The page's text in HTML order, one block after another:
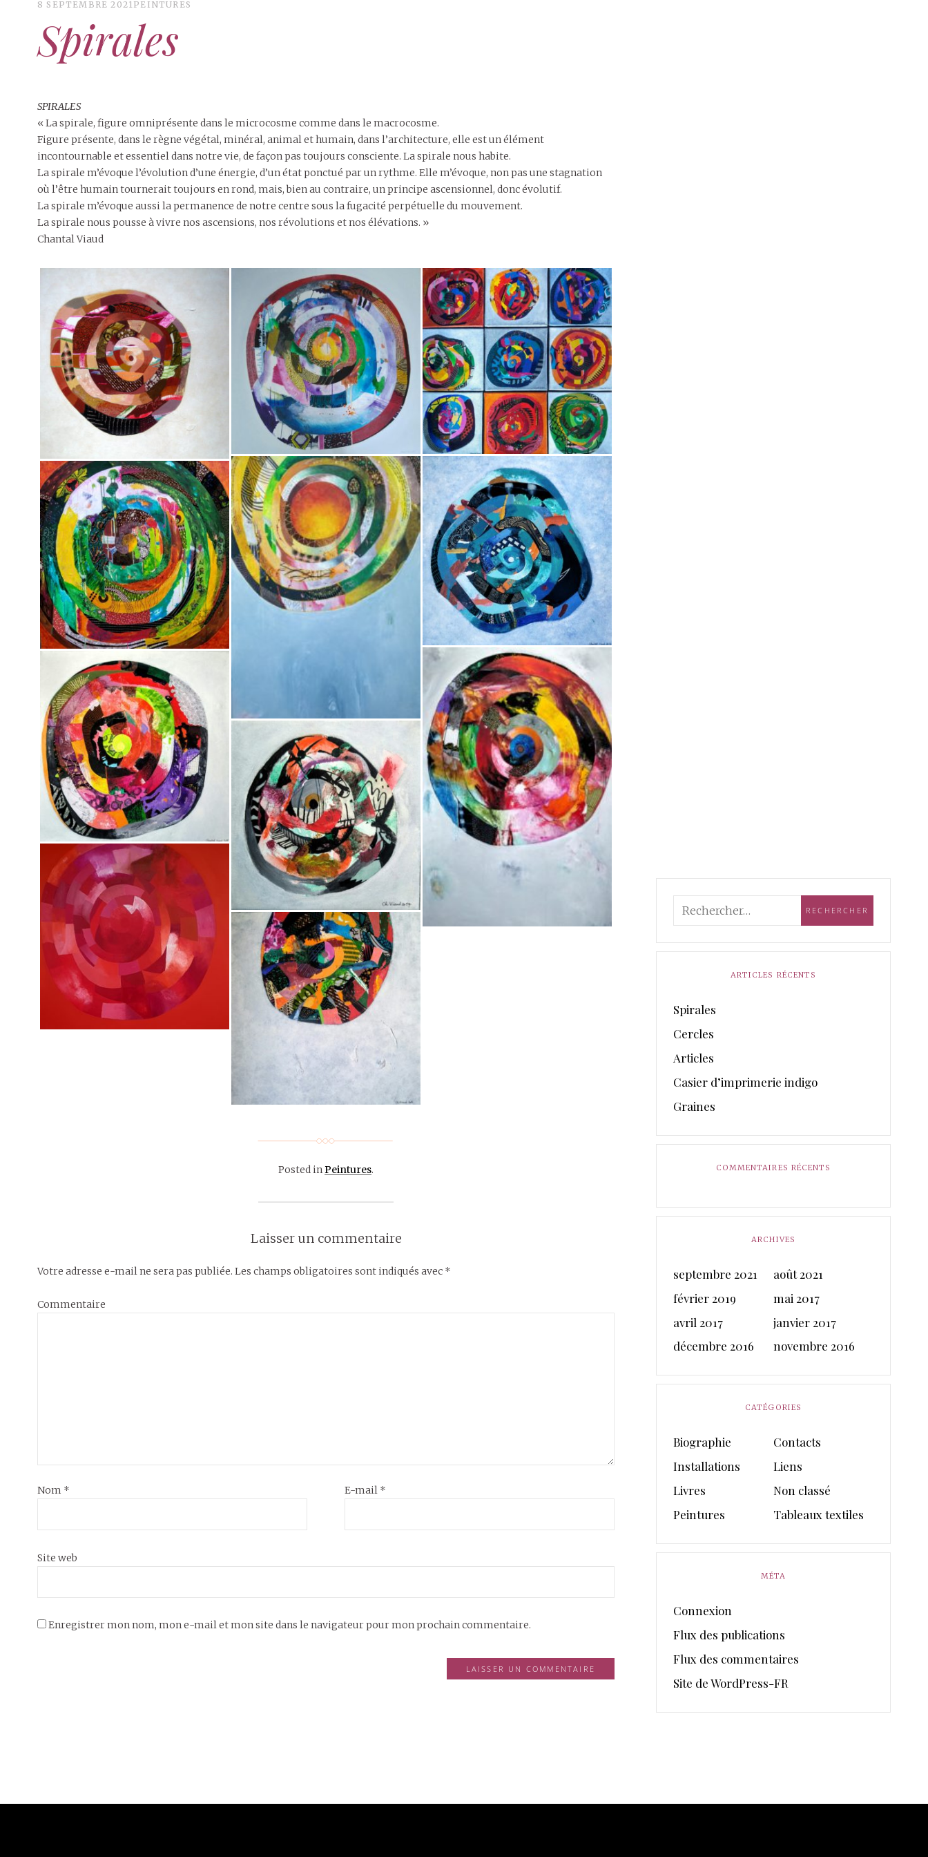
8 SEPTEMBRE 2021PEINTURES
Spirales
SPIRALES
« La spirale, figure omniprésente dans le microcosme comme dans le macrocosme.
Figure présente, dans le règne végétal, minéral, animal et humain, dans l’architecture, elle est un élément
incontournable et essentiel dans notre vie, de façon pas toujours consciente. La spirale nous habite.
La spirale m’évoque l’évolution d’une énergie, d’un état ponctué par un rythme. Elle m’évoque, non pas une stagnation
où l’être humain tournerait toujours en rond, mais, bien au contraire, un principe ascensionnel, donc évolutif.
La spirale m’évoque aussi la permanence de notre centre sous la fugacité perpétuelle du mouvement.
La spirale nous pousse à vivre nos ascensions, nos révolutions et nos élévations. »
Chantal Viaud
Posted inPeintures.
Laisser un commentaire
Votre adresse e-mail ne sera pas publiée. Les champs obligatoires sont indiqués avec *
Commentaire
Nom * E-mail *
Site web
Enregistrer mon nom, mon e-mail et mon site dans le navigateur pour mon prochain commentaire.
ARTICLES RÉCENTS
Spirales
Cercles
Articles
Casier d’imprimerie indigo
Graines
COMMENTAIRES RÉCENTS
ARCHIVES
septembre 2021
août 2021
février 2019
mai 2017
avril 2017
janvier 2017
décembre 2016
novembre 2016
CATÉGORIES
Biographie
Contacts
Installations
Liens
Livres
Non classé
Peintures
Tableaux textiles
MÉTA
Connexion
Flux des publications
Flux des commentaires
Site de WordPress-FR